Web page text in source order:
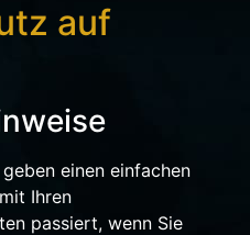
auf
einen einfachen
Ihren
passiert, wenn Sie